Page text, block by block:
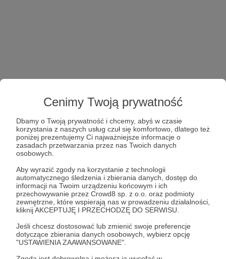
Cenimy Twoją prywatność
Dbamy o Twoją prywatność i chcemy, abyś w czasie
korzystania z naszych usług czuł się komfortowo, dlatego też
poniżej prezentujemy Ci najważniejsze informacje o
zasadach przetwarzania przez nas Twoich danych
osobowych.
Aby wyrazić zgody na korzystanie z technologii
automatycznego śledzenia i zbierania danych, dostęp do
informacji na Twoim urządzeniu końcowym i ich
przechowywanie przez Crowd8 sp. z o.o. oraz podmioty
zewnętrzne, które wspierają nas w prowadzeniu działalności,
kliknij AKCEPTUJĘ I PRZECHODZĘ DO SERWISU.
Jeśli chcesz dostosować lub zmienić swoje preferencje
dotyczące zbierania danych osobowych, wybierz opcję
"USTAWIENIA ZAAWANSOWANE".